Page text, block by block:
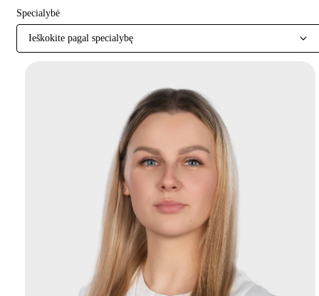
Specialybė
Ieškokite pagal specialybę